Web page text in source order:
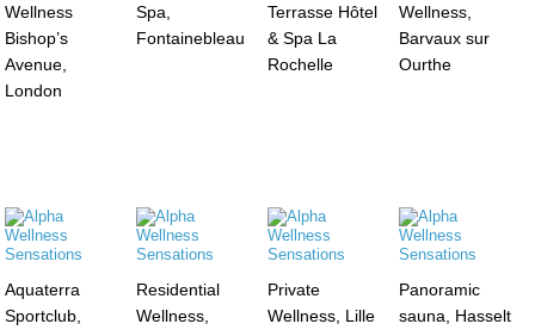
Wellness
Bishop’s
Avenue,
London
Spa,
Fontainebleau
Terrasse Hôtel
& Spa La
Rochelle
Wellness,
Barvaux sur
Ourthe
Aquaterra
Sportclub,
Residential
Wellness,
Private
Wellness, Lille
Panoramic
sauna, Hasselt